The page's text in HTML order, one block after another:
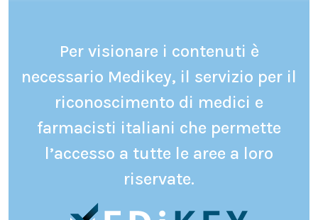
Per visionare i contenuti è
necessario Medikey, il servizio per il
riconoscimento di medici e
farmacisti italiani che permette
l’accesso a tutte le aree a loro
riservate.